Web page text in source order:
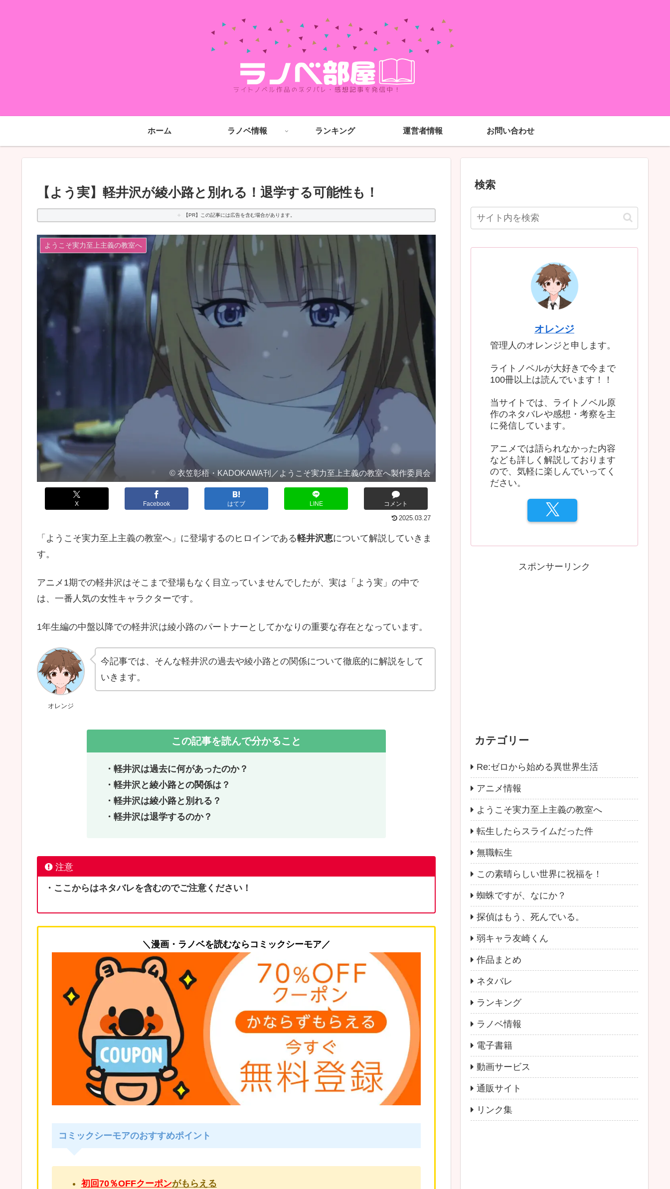
ホーム ラノベ情報 ランキング 運営者情報 お問い合わせ
【よう実】軽井沢が綾小路と別れる！退学する可能性も！
【PR】この記事には広告を含む場合があります。
ようこそ実力至上主義の教室へ
© 衣笠彰梧・KADOKAWA刊／ようこそ実力至上主義の教室へ製作委員会
X Facebook はてブ LINE コメント
2025.03.27
「ようこそ実力至上主義の教室へ」に登場するのヒロインである軽井沢恵について解説していきま
す。
アニメ1期での軽井沢はそこまで登場もなく目立っていませんでしたが、実は「よう実」の中で
は、一番人気の女性キャラクターです。
1年生編の中盤以降での軽井沢は綾小路のパートナーとしてかなりの重要な存在となっています。
オレンジ
今記事では、そんな軽井沢の過去や綾小路との関係について徹底的に解説をして
いきます。
この記事を読んで分かること
・軽井沢は過去に何があったのか？
・軽井沢と綾小路との関係は？
・軽井沢は綾小路と別れる？
・軽井沢は退学するのか？
注意
・ここからはネタバレを含むのでご注意ください！
＼漫画・ラノベを読むならコミックシーモア／
コミックシーモアのおすすめポイント
初回70％OFFクーポンがもらえる
検索
オレンジ
管理人のオレンジと申します。
ライトノベルが大好きで今まで
100冊以上は読んでいます！！
当サイトでは、ライトノベル原
作のネタバレや感想・考察を主
に発信しています。
アニメでは語られなかった内容
なども詳しく解説しております
ので、気軽に楽しんでいってく
ださい。
スポンサーリンク
カテゴリー
Re:ゼロから始める異世界生活
アニメ情報
ようこそ実力至上主義の教室へ
転生したらスライムだった件
無職転生
この素晴らしい世界に祝福を！
蜘蛛ですが、なにか？
探偵はもう、死んでいる。
弱キャラ友崎くん
作品まとめ
ネタバレ
ランキング
ラノベ情報
電子書籍
動画サービス
通販サイト
リンク集